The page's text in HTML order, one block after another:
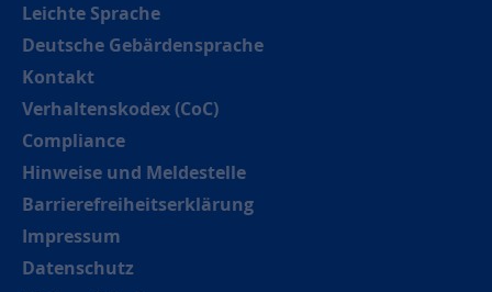
Leichte Sprache
Deutsche Gebärdensprache
Kontakt
Verhaltenskodex (CoC)
Compliance
Hinweise und Meldestelle
Barrierefreiheitserklärung
Impressum
Datenschutz